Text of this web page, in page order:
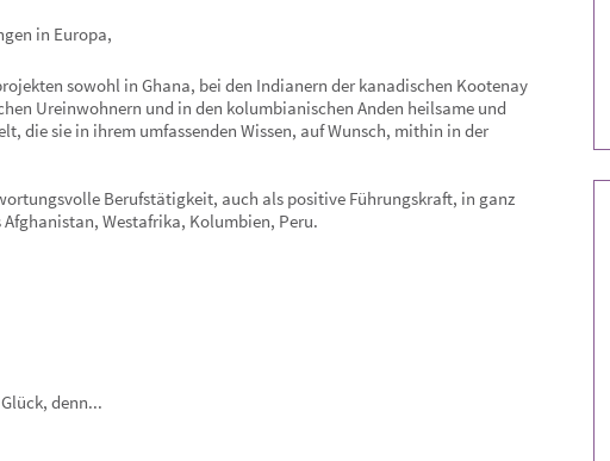
in Europa,
sowohl in Ghana, bei den Indianern der kanadischen Kootenay
Ureinwohnern und in den kolumbianischen Anden heilsame und
die sie in ihrem umfassenden Wissen, auf Wunsch, mithin in der
Berufstätigkeit, auch als positive Führungskraft, in ganz
Westafrika, Kolumbien, Peru.
denn...